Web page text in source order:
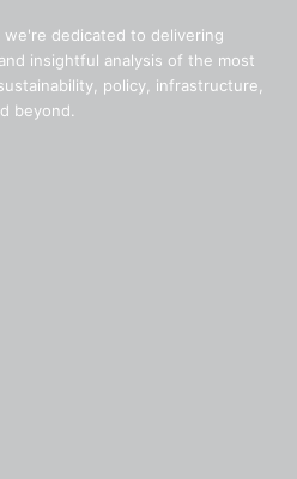
dedicated to delivering
insightful analysis of the most
policy, infrastructure,
beyond.